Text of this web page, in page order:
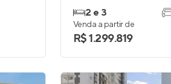
2 e 3
Venda a partir de
R$ 1.299.819